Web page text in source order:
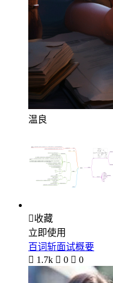
温良
收藏
立即使用
百词斩面试概要
 1.7k  0  0